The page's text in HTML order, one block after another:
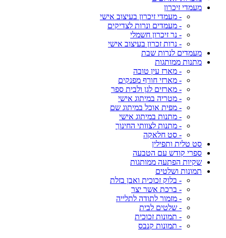
מעמדי זיכרון
- מעמדי זיכרון בעיצוב אישי
- מעמדים ונרות לצדיקים
- נר זיכרון חשמלי
- נרות זכרון בעיצוב אישי
מעמדים לנרות שבת
מתנות ממותגות
- מארז עין טובה
- מארזי חורף מפנקים
- מארזים לגן ולבית ספר
- מטריה במיתוג אישי
- מפית אוכל במיתוג שם
- מתנות במיתוג אישי
- מתנות לצוותי החינוך
- סט חלאקה
סט טלית ותפילין
ספרי קודש עם הטבעה
שקיות הפתעה ממותגות
תמונות ושלטים
- בלוק זכוכית ואבן בזלת
- ברכת אשר יצר
- מזמור לתודה לתלייה
- שלטים לבית
- תמונות זכוכית
- תמונות קנבס